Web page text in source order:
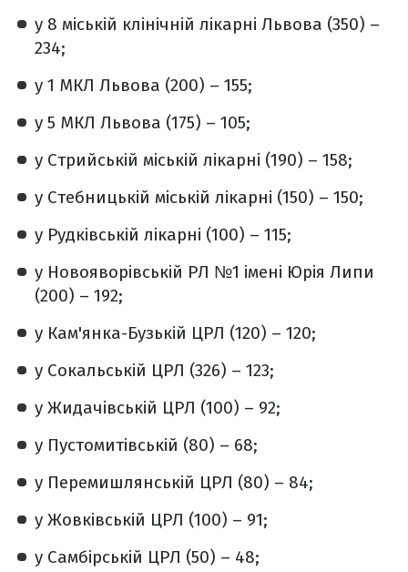
у 8 міській клінічній лікарні Львова (350) –
234;
у 1 МКЛ Львова (200) – 155;
у 5 МКЛ Львова (175) – 105;
у Стрийській міській лікарні (190) – 158;
у Стебницькій міській лікарні (150) – 150;
у Рудківській лікарні (100) – 115;
у Новояворівській РЛ №1 імені Юрія Липи
(200) – 192;
у Кам'янка-Бузькій ЦРЛ (120) – 120;
у Сокальській ЦРЛ (326) – 123;
у Жидачівській ЦРЛ (100) – 92;
у Пустомитівській (80) – 68;
у Перемишлянській ЦРЛ (80) – 84;
у Жовківській ЦРЛ (100) – 91;
у Самбірській ЦРЛ (50) – 48;